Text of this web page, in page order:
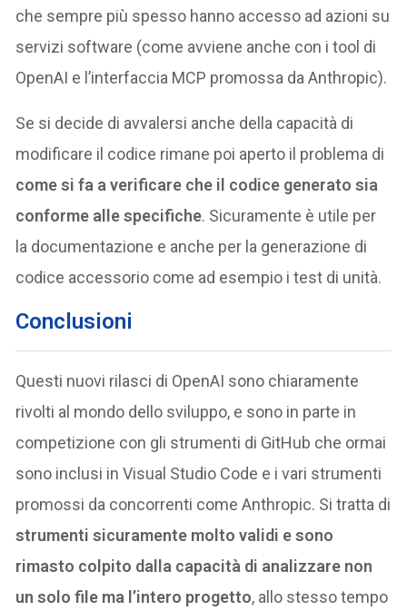
che sempre più spesso hanno accesso ad azioni su
servizi software (come avviene anche con i tool di
OpenAI e l’interfaccia MCP promossa da Anthropic).
Se si decide di avvalersi anche della capacità di
modificare il codice rimane poi aperto il problema di
come si fa a verificare che il codice generato sia
conforme alle specifiche. Sicuramente è utile per
la documentazione e anche per la generazione di
codice accessorio come ad esempio i test di unità.
Conclusioni
Questi nuovi rilasci di OpenAI sono chiaramente
rivolti al mondo dello sviluppo, e sono in parte in
competizione con gli strumenti di GitHub che ormai
sono inclusi in Visual Studio Code e i vari strumenti
promossi da concorrenti come Anthropic. Si tratta di
strumenti sicuramente molto validi e sono
rimasto colpito dalla capacità di analizzare non
un solo file ma l’intero progetto, allo stesso tempo